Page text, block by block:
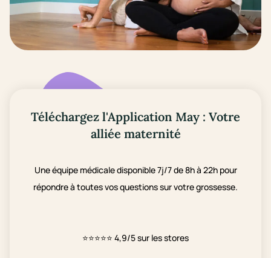
Téléchargez l'Application May : Votre
alliée maternité
Une équipe médicale disponible 7j/7 de 8h à 22h pour
répondre à toutes vos questions sur votre grossesse.
⭐⭐⭐⭐⭐ 4,9/5 sur les stores